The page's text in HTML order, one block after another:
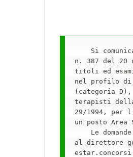
Si
n. 387 del 20
titoli ed
nel profilo di
(categoria
terapisti
29/1994, per
un posto Area
Le
al direttore